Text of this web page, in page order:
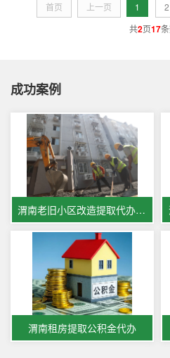
首页
上一页 1 2
共2页17
成功案例
渭南老旧小区改造提取代办公积金
渭南租房提取公积金代办